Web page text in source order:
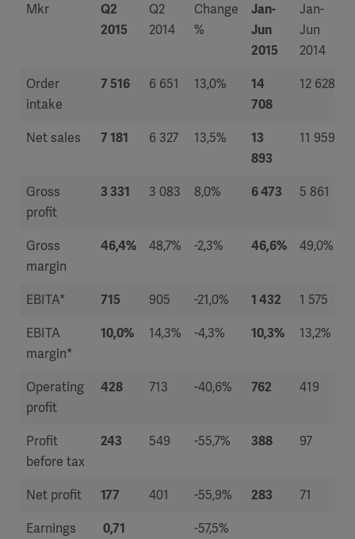
Mkr
Q2
2015
Q2
2014
Change
%
Jan-
Jun
2015
Jan-
Jun
2014
Order
intake
7 516 6 651 13,0%
14
708
12 628
Net sales 7 181 6 327 13,5%
13
893
11 959
Gross
profit
3 331 3 083 8,0% 6 473 5 861
Gross
margin
46,4% 48,7% -2,3% 46,6% 49,0%
EBITA* 715 905 -21,0% 1 432 1 575
EBITA
margin*
10,0% 14,3% -4,3% 10,3% 13,2%
Operating
profit
428 713 -40,6% 762 419
Profit
before tax
243 549 -55,7% 388 97
Net profit 177 401 -55,9% 283
71
Earnings
0,71
-57,5%